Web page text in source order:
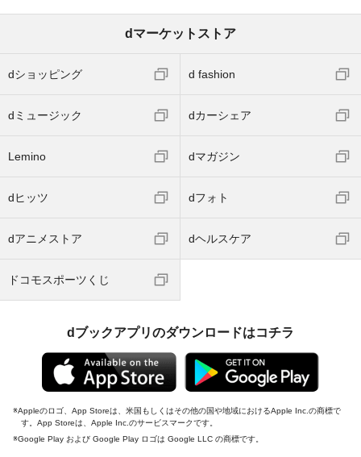
dマーケットストア
dショッピング d fashion
dミュージック dカーシェア
Lemino dマガジン
dヒッツ dフォト
dアニメストア dヘルスケア
ドコモスポーツくじ
dブックアプリのダウンロードはコチラ
Appleのロゴ、App Storeは、米国もしくはその他の国や地域におけるApple Inc.の商標で
す。App Storeは、Apple Inc.のサービスマークです。
Google Play および Google Play ロゴは Google LLC の商標です。